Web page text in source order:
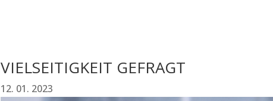
VIELSEITIGKEIT GEFRAGT
12. 01. 2023